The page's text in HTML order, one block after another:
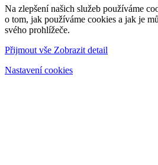
Na zlepšení našich služeb používáme
o tom, jak používáme cookies a jak je
svého prohlížeče.
Přijmout vše Zobrazit detail
Nastavení cookies